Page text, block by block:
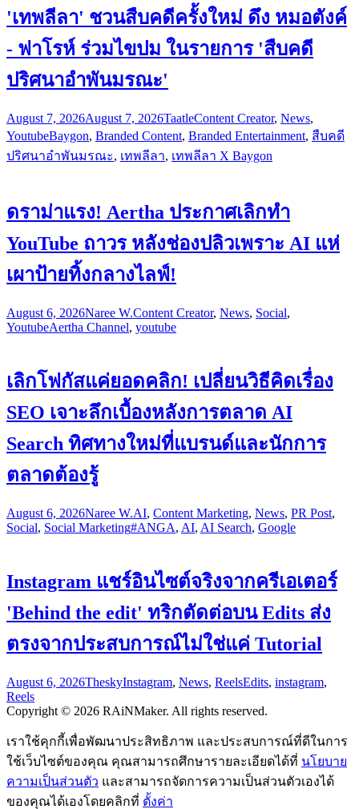
'เทพลีลา' ชวนสืบคดีครั้งใหม่ ดึง หมอตังค์
- ฟาโรห์ ร่วมไขปม ในรายการ 'สืบคดี
ปริศนาอำพันมรณะ'
August 7, 2026August 7, 2026TaatleContent Creator, News,
YoutubeBaygon, Branded Content, Branded Entertainment, สืบคดี
ปริศนาอำพันมรณะ, เทพลีลา, เทพลีลา X Baygon
ดราม่าแรง! Aertha ประกาศเลิกทำ
YouTube ถาวร หลังช่องปลิวเพราะ AI แห่
เผาป้ายทิ้งกลางไลฟ์!
August 6, 2026Naree W.Content Creator, News, Social,
YoutubeAertha Channel, youtube
เลิกโฟกัสแค่ยอดคลิก! เปลี่ยนวิธีคิดเรื่อง
SEO เจาะลึกเบื้องหลังการตลาด AI
Search ทิศทางใหม่ที่แบรนด์และนักการ
ตลาดต้องรู้
August 6, 2026Naree W.AI, Content Marketing, News, PR Post,
Social, Social Marketing#ANGA, AI, AI Search, Google
Instagram แชร์อินไซต์จริงจากครีเอเตอร์
'Behind the edit' ทริกตัดต่อบน Edits ส่ง
ตรงจากประสบการณ์ไม่ใช่แค่ Tutorial
August 6, 2026TheskyInstagram, News, ReelsEdits, instagram,
Reels
Copyright © 2026 RAiNMaker. All rights reserved.
เราใช้คุกกี้เพื่อพัฒนาประสิทธิภาพ และประสบการณ์ที่ดีในการ
ใช้เว็บไซต์ของคุณ คุณสามารถศึกษารายละเอียดได้ที่ นโยบาย
ความเป็นส่วนตัว และสามารถจัดการความเป็นส่วนตัวเองได้
ของคุณได้เองโดยคลิกที่ ตั้งค่า